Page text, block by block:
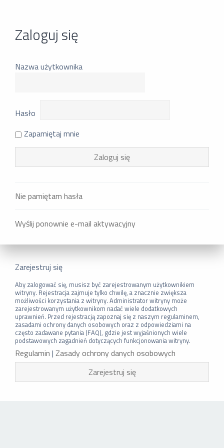
Zaloguj się
Nazwa użytkownika
Hasło
Zapamiętaj mnie
Nie pamiętam hasła
Wyślij ponownie e-mail aktywacyjny
Zarejestruj się
Aby zalogować się, musisz być zarejestrowanym użytkownikiem
witryny. Rejestracja zajmuje tylko chwilę, a znacznie zwiększa
możliwości korzystania z witryny. Administrator witryny może
zarejestrowanym użytkownikom nadać wiele dodatkowych
uprawnień. Przed rejestracją zapoznaj się z naszym regulaminem,
zasadami ochrony danych osobowych oraz z odpowiedziami na
często zadawane pytania (FAQ), gdzie jest wyjaśnionych wiele
podstawowych zagadnień dotyczących funkcjonowania witryny.
Regulamin | Zasady ochrony danych osobowych
Zarejestruj się